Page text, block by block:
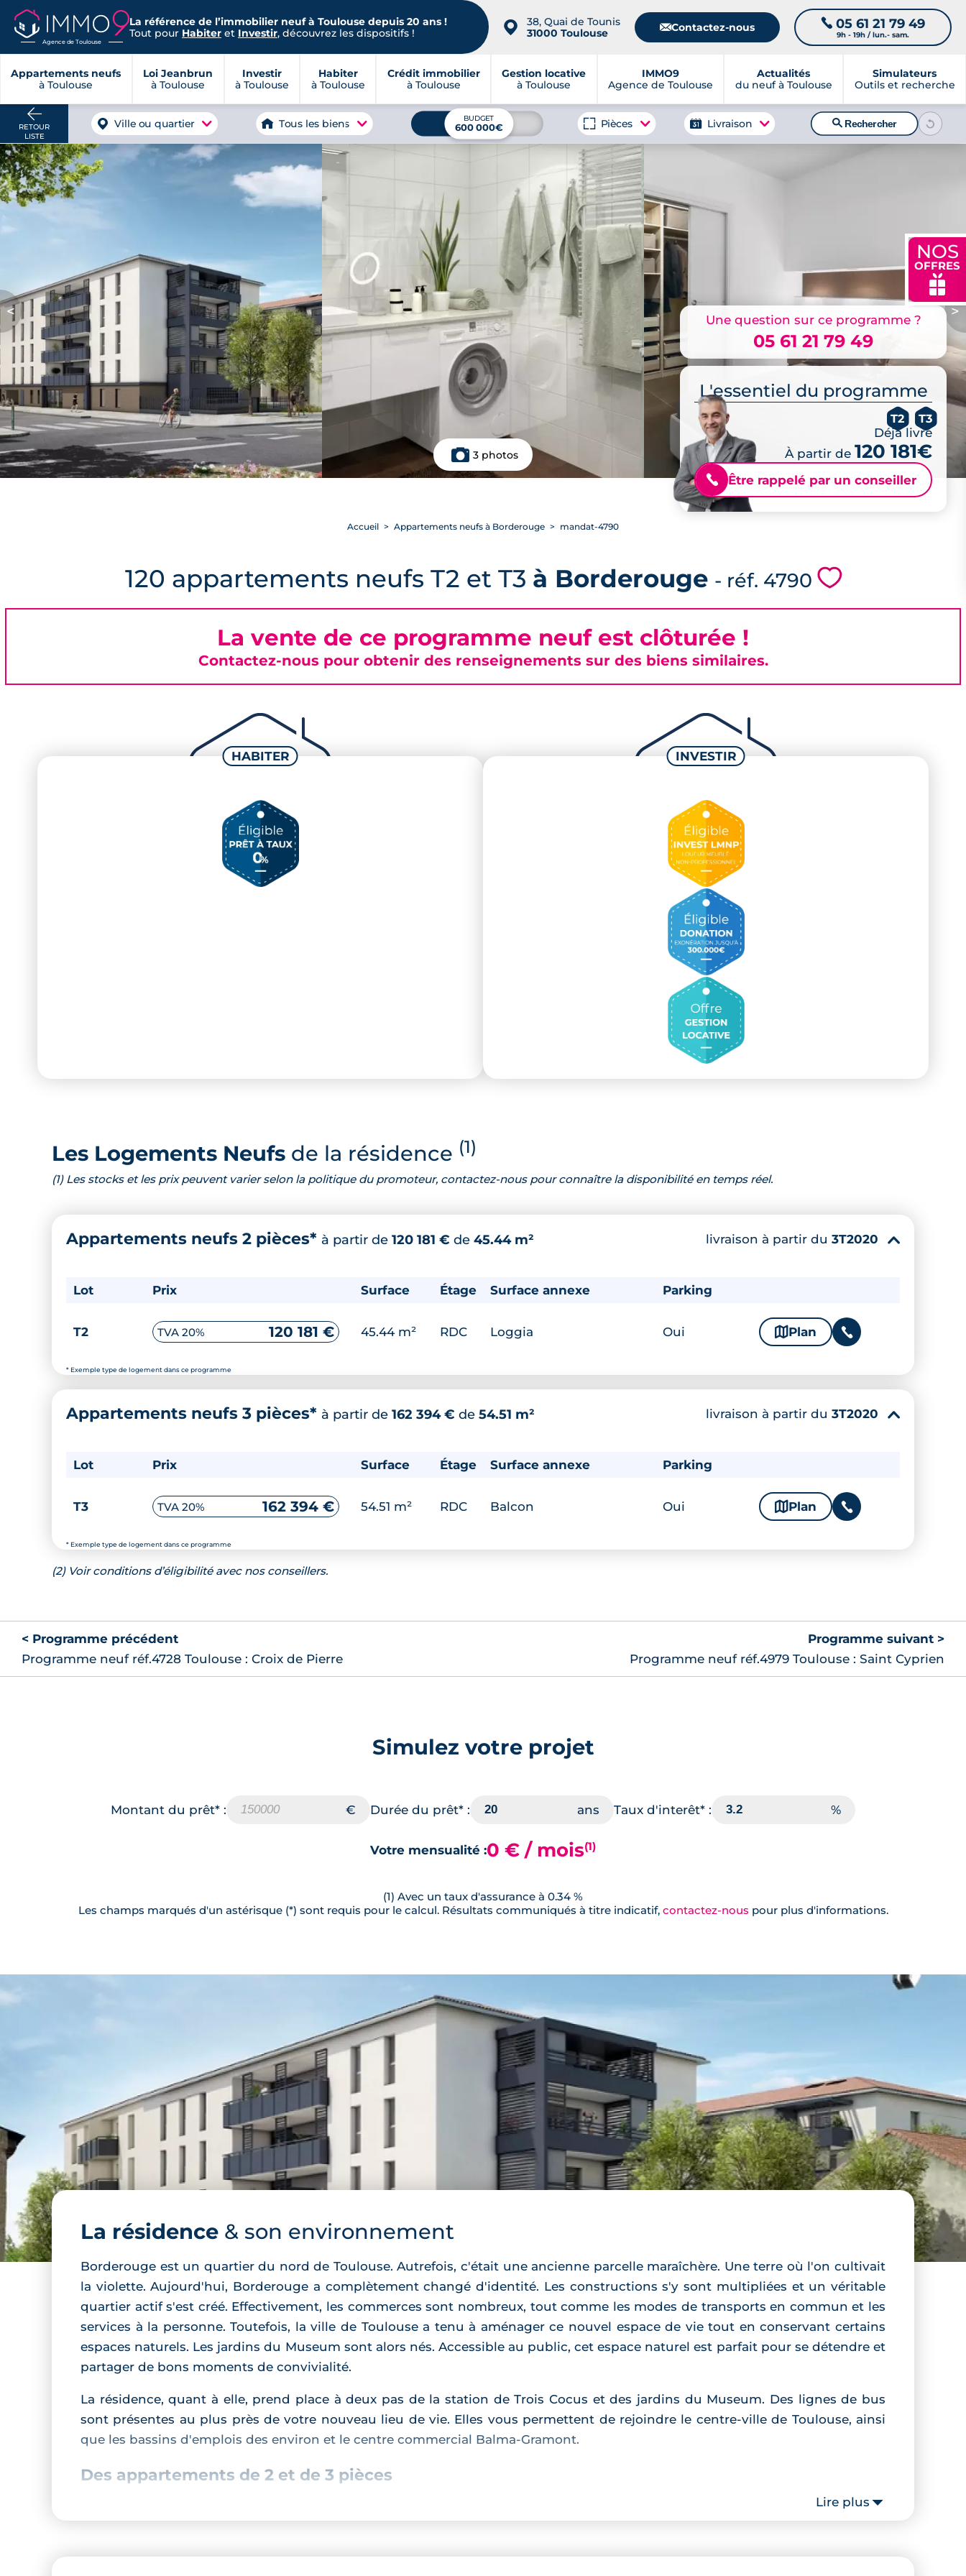
Agence de Toulouse
La référence de l’immobilier neuf à Toulouse depuis 20 ans !
Tout pour Habiter et Investir, découvrez les dispositifs ! 📍
38, Quai de Tounis
31000 Toulouse
📧Contactez-nous 📞 05 61 21 79 49
9h - 19h / lun.- sam.
Appartements neufs
à Toulouse
Loi Jeanbrun
à Toulouse
Investir
à Toulouse
Habiter
à Toulouse
Crédit immobilier
à Toulouse
Gestion locative
à Toulouse
IMMO9
Agence de Toulouse
Actualités
du neuf à Toulouse
Simulateurs
Outils et recherche
NOS
OFFRES
🎁
RETOUR
LISTE
Ville ou quartier Tous les biens BUDGET
600 000€ Pièces Livraison 🔍Rechercher
< >
3 photos
Une question sur ce programme ?
05 61 21 79 49
L'essentiel du programme
T2 T3
Déjà livré
À partir de 120 181€
📞 Être rappelé par un conseiller
Accueil Appartements neufs à Borderouge mandat-4790
120 appartements neufs T2 et T3 à Borderouge - réf. 4790 💗
La vente de ce programme neuf est clôturée !
Contactez-nous pour obtenir des renseignements sur des biens similaires.
Les Logements Neufs de la résidence (1)
(1) Les stocks et les prix peuvent varier selon la politique du promoteur, contactez-nous pour connaître la disponibilité en temps réel.
Appartements neufs 2 pièces* à partir de 120 181 € de 45.44 m²
* Exemple type de logement dans ce programme
livraison à partir du 3T2020 ▾
Lot Prix Surface Étage Surface annexe Parking
T2 TVA 20% 120 181 € 45.44 m² RDC Loggia Oui 🗞 Plan 📞
Appartements neufs 3 pièces* à partir de 162 394 € de 54.51 m²
* Exemple type de logement dans ce programme
livraison à partir du 3T2020 ▾
Lot Prix Surface Étage Surface annexe Parking
T3 TVA 20% 162 394 € 54.51 m² RDC Balcon Oui 🗞 Plan 📞
(2) Voir conditions d’éligibilité avec nos conseillers.
< Programme précédent
Programme neuf réf.4728 Toulouse : Croix de Pierre
Programme suivant >
Programme neuf réf.4979 Toulouse : Saint Cyprien
Simulez votre projet
Montant du prêt* : Durée du prêt* : Taux d'interêt* :
Votre mensualité :0 € / mois(1)
(1) Avec un taux d'assurance à 0.34 %
Les champs marqués d'un astérisque (*) sont requis pour le calcul. Résultats communiqués à titre indicatif, contactez-nous pour plus d'informations.
La résidence & son environnement
Borderouge est un quartier du nord de Toulouse. Autrefois, c'était une ancienne parcelle maraîchère. Une terre où l'on cultivait
la violette. Aujourd'hui, Borderouge a complètement changé d'identité. Les constructions s'y sont multipliées et un véritable
quartier actif s'est créé. Effectivement, les commerces sont nombreux, tout comme les modes de transports en commun et les
services à la personne. Toutefois, la ville de Toulouse a tenu à aménager ce nouvel espace de vie tout en conservant certains
espaces naturels. Les jardins du Museum sont alors nés. Accessible au public, cet espace naturel est parfait pour se détendre et
partager de bons moments de convivialité.
La résidence, quant à elle, prend place à deux pas de la station de Trois Cocus et des jardins du Museum. Des lignes de bus
sont présentes au plus près de votre nouveau lieu de vie. Elles vous permettent de rejoindre le centre-ville de Toulouse, ainsi
que les bassins d'emplois des environ et le centre commercial Balma-Gramont.
Des appartements de 2 et de 3 pièces
se compose de logements de 2 et de 3 pièces. Aménagés de manière à
Lire plus